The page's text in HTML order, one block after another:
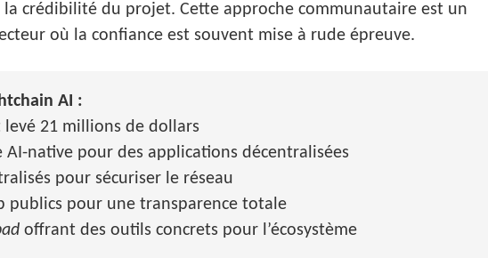
crédibilité du projet. Cette approche communautaire est un
où la confiance est souvent mise à rude épreuve.
AI :
levé 21 millions de dollars
native pour des applications décentralisées
pour sécuriser le réseau
publics pour une transparence totale
offrant des outils concrets pour l’écosystème